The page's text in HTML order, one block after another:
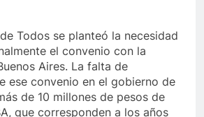
Todos se planteó la necesidad
el convenio con la
Aires. La falta de
ese convenio en el gobierno de
de 10 millones de pesos de
que corresponden a los años